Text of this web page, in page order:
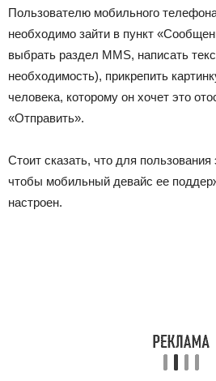
Пользователю мобильного
необходимо зайти в пункт
выбрать раздел MMS, написать
необходимость), прикрепить
человека, которому он хочет это
«Отправить».
Стоит сказать, что для
чтобы мобильный девайс ее
настроен.